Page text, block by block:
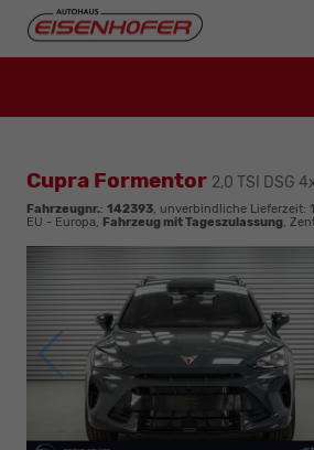
Cupra Formentor 2,0 TSI DSG
Fahrzeugnr.: 142393, unverbindliche Lieferzeit:
EU - Europa, Fahrzeug mit Tageszulassung,